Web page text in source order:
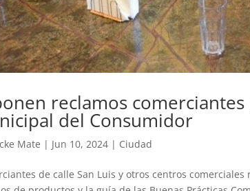
reclamos
del Consumidor
Mate | Jun 10, 2024 | Ciudad
de calle San Luis y otros centros